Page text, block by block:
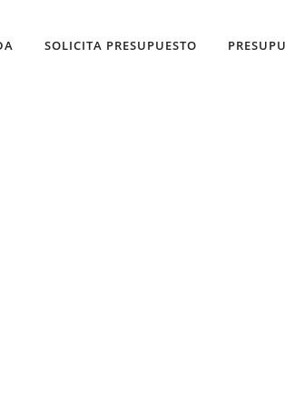
SOLICITA PRESUPUESTO